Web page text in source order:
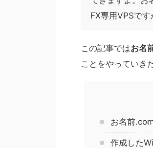
FX専用VPSです
この記事ではお名
ことをやっていき
お名前
作成した